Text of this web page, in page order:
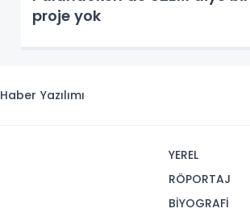
proje yok
Haber Yazılımı
YEREL
RÖPORTAJ
BİYOGRAFİ